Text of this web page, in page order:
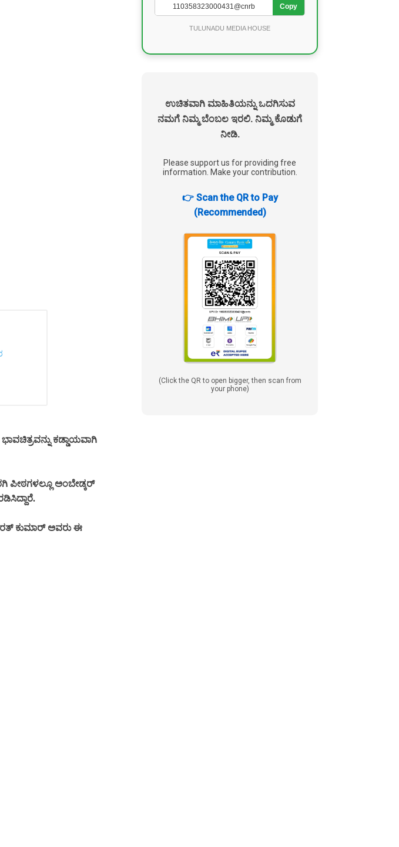
ಕಡ್ಡಾಯವಾಗಿ
ಪೀಠಗಳಲ್ಲೂ ಅಂಬೇಡ್ಕರ್
ಕುಮಾರ್ ಅವರು ಈ
Copy
TULUNADU MEDIA HOUSE
ಉಚಿತವಾಗಿ ಮಾಹಿತಿಯನ್ನು ಒದಗಿಸುವ
ನಮಗೆ ನಿಮ್ಮ ಬೆಂಬಲ ಇರಲಿ. ನಿಮ್ಮ ಕೊಡುಗೆ
ನೀಡಿ.
Please support us for providing free
information. Make your contribution.
👉 Scan the QR to Pay
(Recommended)
(Click the QR to open bigger, then scan from
your phone)